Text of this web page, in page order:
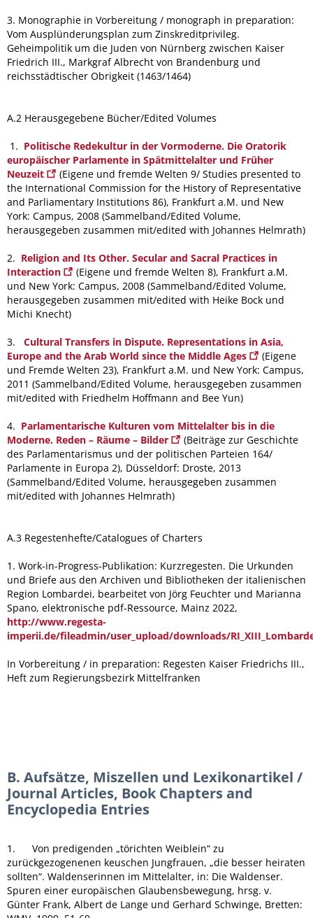
3. Monographie in Vorbereitung / monograph in preparation:
Vom Ausplünderungsplan zum Zinskreditprivileg.
Geheimpolitik um die Juden von Nürnberg zwischen Kaiser
Friedrich III., Markgraf Albrecht von Brandenburg und
reichsstädtischer Obrigkeit (1463/1464)
A.2 Herausgegebene Bücher/Edited Volumes
1. Politische Redekultur in der Vormoderne. Die Oratorik
europäischer Parlamente in Spätmittelalter und Früher
Neuzeit
(Eigene und fremde Welten 9/ Studies presented to
the International Commission for the History of Representative
and Parliamentary Institutions 86), Frankfurt a.M. und New
York: Campus, 2008 (Sammelband/Edited Volume,
herausgegeben zusammen mit/edited with Johannes Helmrath)
2. Religion and Its Other. Secular and Sacral Practices in
Interaction
(Eigene und fremde Welten 8), Frankfurt a.M.
und New York: Campus, 2008 (Sammelband/Edited Volume,
herausgegeben zusammen mit/edited with Heike Bock und
Michi Knecht)
3. Cultural Transfers in Dispute. Representations in Asia,
Europe and the Arab World since the Middle Ages
(Eigene
und Fremde Welten 23), Frankfurt a.M. und New York: Campus,
2011 (Sammelband/Edited Volume, herausgegeben zusammen
mit/edited with Friedhelm Hoffmann and Bee Yun)
4. Parlamentarische Kulturen vom Mittelalter bis in die
Moderne. Reden – Räume – Bilder
(Beiträge zur Geschichte
des Parlamentarismus und der politischen Parteien 164/
Parlamente in Europa 2), Düsseldorf: Droste, 2013
(Sammelband/Edited Volume, herausgegeben zusammen
mit/edited with Johannes Helmrath)
A.3 Regestenhefte/Catalogues of Charters
1. Work-in-Progress-Publikation: Kurzregesten. Die Urkunden
und Briefe aus den Archiven und Bibliotheken der italienischen
Region Lombardei, bearbeitet von Jörg Feuchter und Marianna
Spano, elektronische pdf-Ressource, Mainz 2022,
http://www.regesta-
imperii.de/fileadmin/user_upload/downloads/
In Vorbereitung / in preparation: Regesten Kaiser Friedrichs III.,
Heft zum Regierungsbezirk Mittelfranken
B. Aufsätze, Miszellen und Lexikonartikel /
Journal Articles, Book Chapters and
Encyclopedia Entries
1. Von predigenden „törichten Weiblein“ zu
zurückgezogenenen keuschen Jungfrauen, „die besser heiraten
sollten“. Waldenserinnen im Mittelalter, in: Die Waldenser.
Spuren einer europäischen Glaubensbewegung, hrsg. v.
Günter Frank, Albert de Lange und Gerhard Schwinge, Bretten: